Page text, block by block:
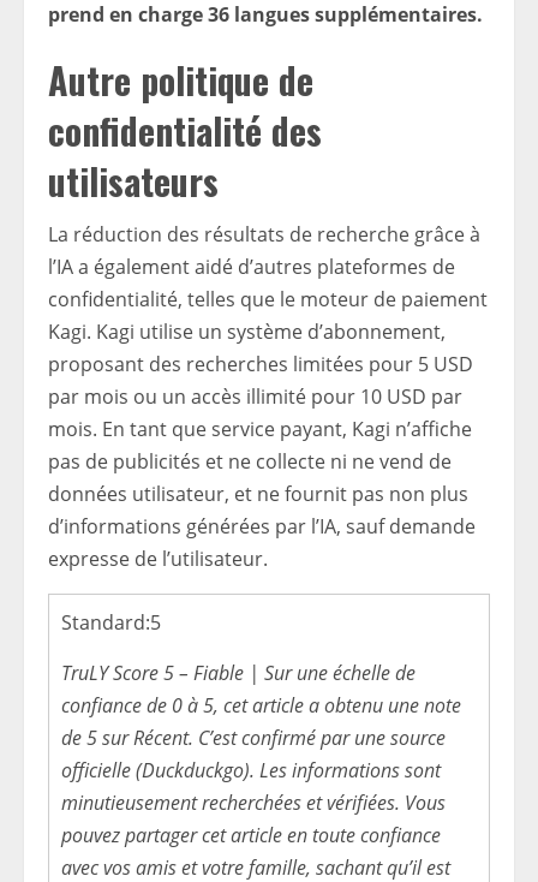
prend en charge 36 langues supplémentaires.
Autre politique de
confidentialité des
utilisateurs
La réduction des résultats de recherche grâce à
l’IA a également aidé d’autres plateformes de
confidentialité, telles que le moteur de paiement
Kagi. Kagi utilise un système d’abonnement,
proposant des recherches limitées pour 5 USD
par mois ou un accès illimité pour 10 USD par
mois. En tant que service payant, Kagi n’affiche
pas de publicités et ne collecte ni ne vend de
données utilisateur, et ne fournit pas non plus
d’informations générées par l’IA, sauf demande
expresse de l’utilisateur.
Standard:5
TruLY Score 5 – Fiable | Sur une échelle de
confiance de 0 à 5, cet article a obtenu une note
de 5 sur Récent. C’est confirmé par une source
officielle (Duckduckgo). Les informations sont
minutieusement recherchées et vérifiées. Vous
pouvez partager cet article en toute confiance
avec vos amis et votre famille, sachant qu’il est